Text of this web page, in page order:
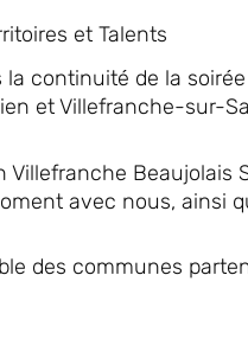
et Talents
la continuité de la
et Villefranche-sur-
Villefranche
avec nous, ainsi
des communes